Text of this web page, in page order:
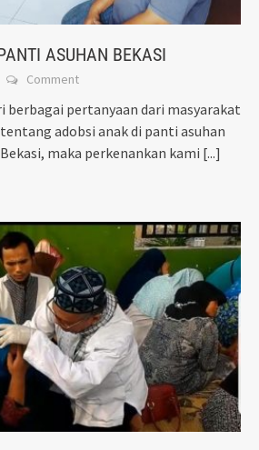
ASUHAN BEKASI
Comment
berbagai pertanyaan dari masyarakat
adobsi anak di panti asuhan
maka perkenankan kami [...]